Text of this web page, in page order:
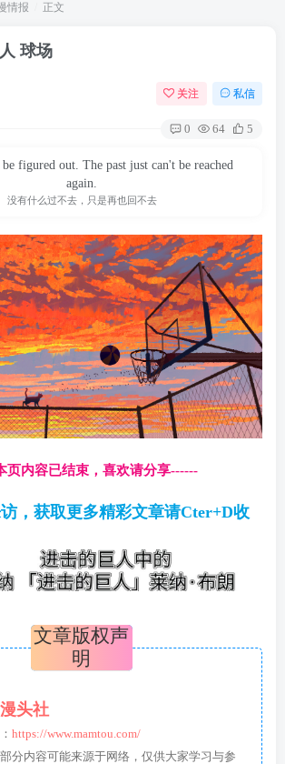
情报 正文
球场
关注 私信
0 64 5
figured out. The past just can't be reached
again.
没有什么过不去，只是再也回不去
页内容已结束，喜欢请分享------
，获取更多精彩文章请Cter+D收
文章版权声
明
漫头社
https://www.mamtou.com/
分内容可能来源于网络，仅供大家学习与参